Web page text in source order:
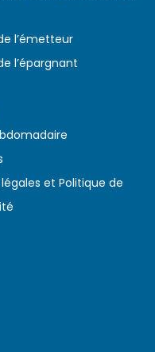
l’émetteur
l’épargnant
et Politique de